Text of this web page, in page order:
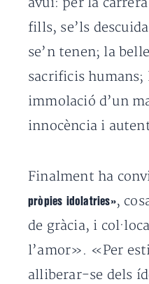
fills, se’ls
se’n tenen; la
sacrificis humans;
immolació d’un
innocència i
Finalment ha
pròpies idolatries»,
de gràcia, i
l’amor». «Per
alliberar-se dels